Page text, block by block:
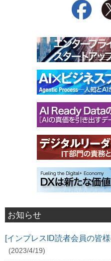
お知らせ
[インプレスID読者会員の皆
(2023/4/19)